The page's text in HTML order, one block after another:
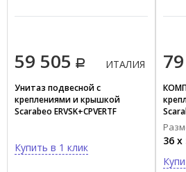
Дезинфекция
59 505 ИТАЛИЯ
Унитаз подвесной с
креплениями и крышкой
Scarabeo ERVSK+CPVERTF
Купить в 1 клик
36 x